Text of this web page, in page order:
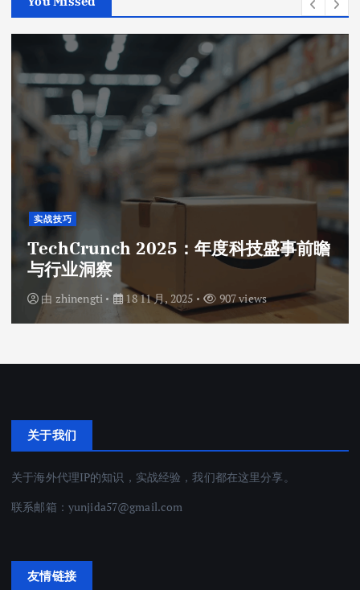
实战技巧
TechCrunch 2025：年度科技盛事前瞻
与行业洞察
由 zhinengti 18 11 月, 2025 907 views
关于我们
关于海外代理IP的知识，实战经验，我们都在这里分享。
联系邮箱： yunjida57@gmail.com
友情链接